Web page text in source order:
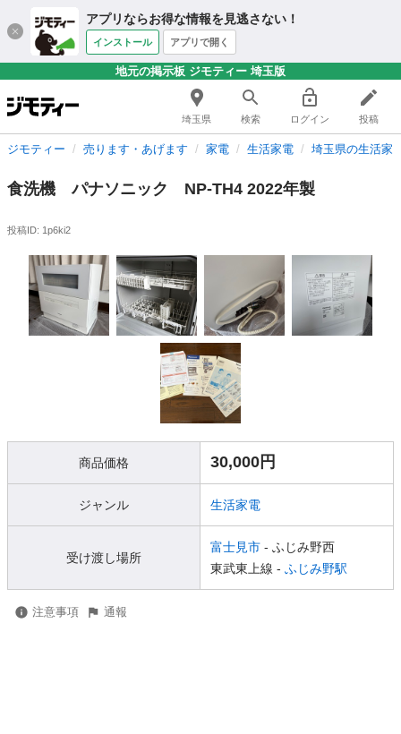
アプリならお得な情報を見逃さない！
インストール アプリで開く
地元の掲示板 ジモティー 埼玉版
埼玉県 検索 ログイン 投稿
ジモティー 売ります・あげます 家電 生活家電 埼玉県の生活家
食洗機 パナソニック NP-TH4 2022年製
投稿ID: 1p6ki2
商品価格 30,000円
ジャンル 生活家電
受け渡し場所
富士見市 - ふじみ野西
東武東上線 - ふじみ野駅
注意事項 通報